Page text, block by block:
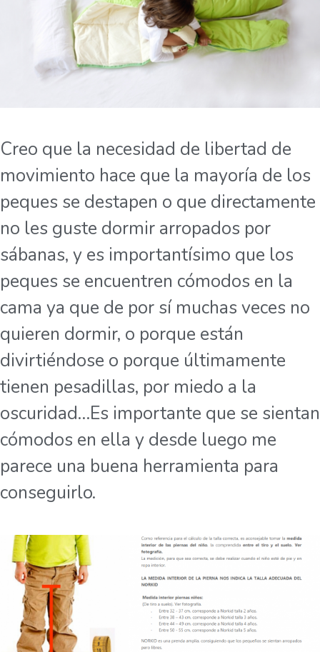
Creo que la necesidad de libertad de
movimiento hace que la mayoría de los
peques se destapen o que directamente
no les guste dormir arropados por
sábanas, y es importantísimo que los
peques se encuentren cómodos en la
cama ya que de por sí muchas veces no
quieren dormir, o porque están
divirtiéndose o porque últimamente
tienen pesadillas, por miedo a la
oscuridad…Es importante que se sientan
cómodos en ella y desde luego me
parece una buena herramienta para
conseguirlo.